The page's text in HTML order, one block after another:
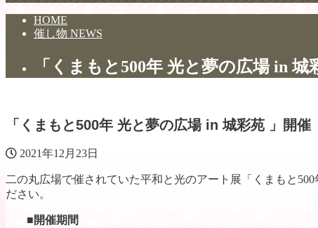
HOME
催し物 NEWS
「くまもと500年 光と夢の広場 in 城
「くまもと500年 光と夢の広場 in 城彩苑 」開催
2021年12月23日
二の丸広場で催されていた平和と光のアート展「くまもと
ださい。
■開催期間